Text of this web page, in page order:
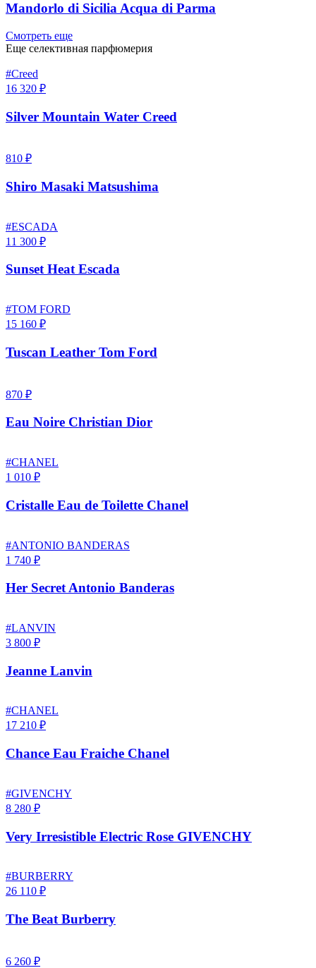
Mandorlo di Sicilia Acqua di Parma
Смотреть еще
Еще селективная парфюмерия
#Creed
16 320 ₽
Silver Mountain Water Creed
810 ₽
Shiro Masaki Matsushima
#ESCADA
11 300 ₽
Sunset Heat Escada
#TOM FORD
15 160 ₽
Tuscan Leather Tom Ford
870 ₽
Eau Noire Christian Dior
#CHANEL
1 010 ₽
Cristalle Eau de Toilette Chanel
#ANTONIO BANDERAS
1 740 ₽
Her Secret Antonio Banderas
#LANVIN
3 800 ₽
Jeanne Lanvin
#CHANEL
17 210 ₽
Chance Eau Fraiche Chanel
#GIVENCHY
8 280 ₽
Very Irresistible Electric Rose GIVENCHY
#BURBERRY
26 110 ₽
The Beat Burberry
6 260 ₽